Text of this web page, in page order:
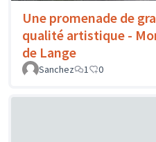
Une promenade de
qualité artistique -
de Lange
Sanchez 1 0